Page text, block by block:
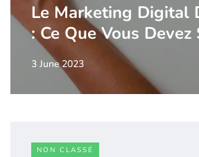
Le Marketing Digital
: Ce Que Vous Devez
3 June 2023
NON CLASSÉ